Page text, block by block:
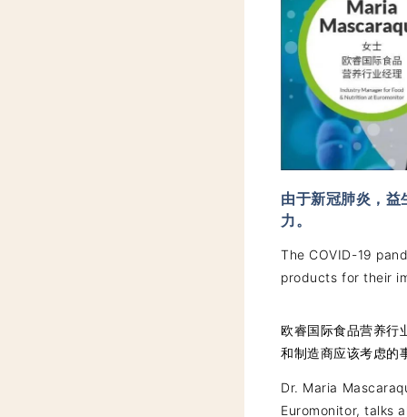
由于新冠肺炎，
力。
The COVID-19
products for their
欧睿国际食品营养行
和制造商应该考虑的
Dr. Maria
Euromonitor, talks